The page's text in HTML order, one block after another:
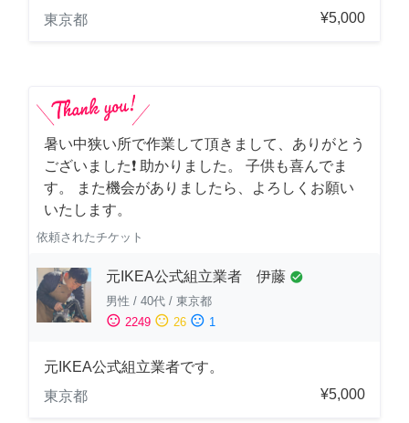
東京都
¥5,000
暑い中狭い所で作業して頂きまして、ありがとう
ございました❗️ 助かりました。 子供も喜んでま
す。 また機会がありましたら、よろしくお願い
いたします。
依頼されたチケット
元IKEA公式組立業者 伊藤 check_circle
男性 / 40代 / 東京都
sentiment_satisfied 2249 sentiment_neutral 26 sentiment_dissatisfied 1
元IKEA公式組立業者です。
東京都
¥5,000